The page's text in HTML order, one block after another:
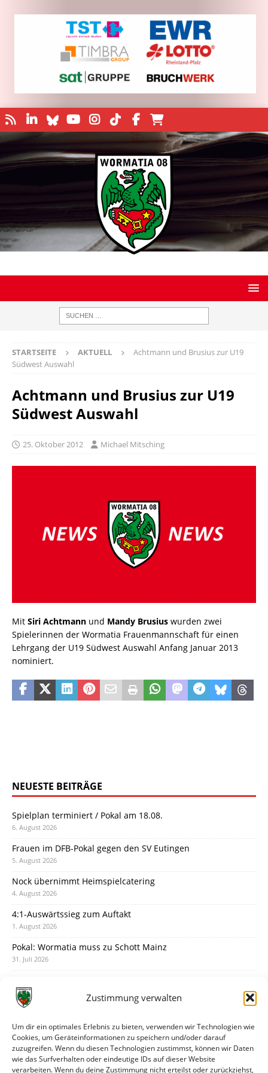
Zustimmung verwalten
Um dir ein optimales Erlebnis zu bieten, verwenden wir Technologien wie
Cookies, um Geräteinformationen zu speichern und/oder darauf
zuzugreifen. Wenn du diesen Technologien zustimmst, können wir Daten
wie das Surfverhalten oder eindeutige IDs auf dieser Website
verarbeiten. Wenn du deine Zustimmung nicht erteilst oder zurückziehst,
STARTSEITE AKTUELL
Achtmann und Brusius zur U19
Südwest Auswahl
Achtmann und Brusius zur U19
Südwest Auswahl
25. Oktober 2012 Michael Mitsching
Mit Siri Achtmann und Mandy Brusius wurden zwei
Spielerinnen der Wormatia Frauenmannschaft für einen
Lehrgang der U19 Südwest Auswahl Anfang Januar 2013
nominiert.
NEUESTE BEITRÄGE
Spielplan terminiert / Pokal am 18.08.
6. August 2026
Frauen im DFB-Pokal gegen den SV Eutingen
5. August 2026
Nock übernimmt Heimspielcatering
4. August 2026
4:1-Auswärtssieg zum Auftakt
1. August 2026
Pokal: Wormatia muss zu Schott Mainz
31. Juli 2026
30. Juli 2026
28. Juli 2026
Neuer Rückensponsor
28. Juli 2026